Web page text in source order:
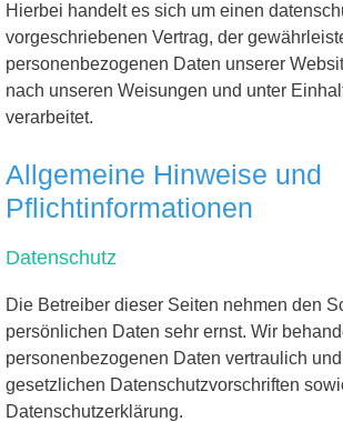
Hierbei handelt es sich um einen
vorgeschriebenen Vertrag, der
personenbezogenen Daten unserer
nach unseren Weisungen und unter
verarbeitet.
Allgemeine Hinweise und
Pflichtinformationen
Datenschutz
Die Betreiber dieser Seiten nehmen den
persönlichen Daten sehr ernst. Wir
personenbezogenen Daten vertraulich
gesetzlichen Datenschutzvorschriften
Datenschutzerklärung.